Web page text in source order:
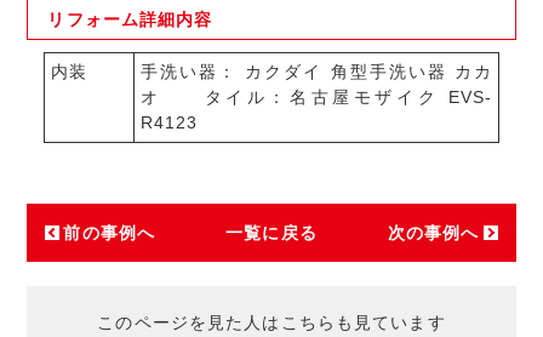
リフォーム詳細内容
内装
手洗い器： カクダイ 角型手洗い器 カカ
オ タイル：名古屋モザイク EVS-
R4123
前の事例へ 一覧に戻る 次の事例へ
このページを見た人はこちらも見ています